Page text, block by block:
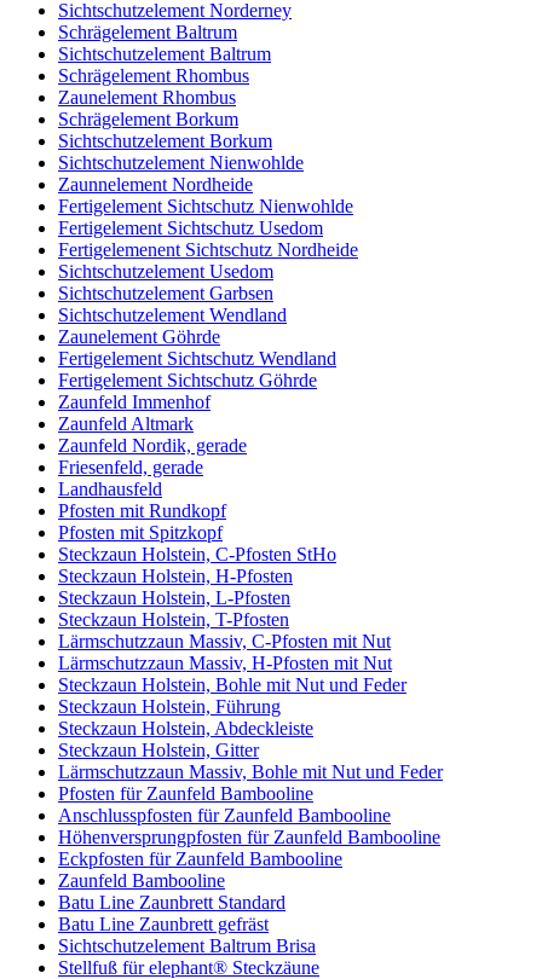
Sichtschutzelement Norderney
Schrägelement Baltrum
Sichtschutzelement Baltrum
Schrägelement Rhombus
Zaunelement Rhombus
Schrägelement Borkum
Sichtschutzelement Borkum
Sichtschutzelement Nienwohlde
Zaunnelement Nordheide
Fertigelement Sichtschutz Nienwohlde
Fertigelement Sichtschutz Usedom
Fertigelemenent Sichtschutz Nordheide
Sichtschutzelement Usedom
Sichtschutzelement Garbsen
Sichtschutzelement Wendland
Zaunelement Göhrde
Fertigelement Sichtschutz Wendland
Fertigelement Sichtschutz Göhrde
Zaunfeld Immenhof
Zaunfeld Altmark
Zaunfeld Nordik, gerade
Friesenfeld, gerade
Landhausfeld
Pfosten mit Rundkopf
Pfosten mit Spitzkopf
Steckzaun Holstein, C-Pfosten StHo
Steckzaun Holstein, H-Pfosten
Steckzaun Holstein, L-Pfosten
Steckzaun Holstein, T-Pfosten
Lärmschutzzaun Massiv, C-Pfosten mit Nut
Lärmschutzzaun Massiv, H-Pfosten mit Nut
Steckzaun Holstein, Bohle mit Nut und Feder
Steckzaun Holstein, Führung
Steckzaun Holstein, Abdeckleiste
Steckzaun Holstein, Gitter
Lärmschutzzaun Massiv, Bohle mit Nut und Feder
Pfosten für Zaunfeld Bambooline
Anschlusspfosten für Zaunfeld Bambooline
Höhenversprungpfosten für Zaunfeld Bambooline
Eckpfosten für Zaunfeld Bambooline
Zaunfeld Bambooline
Batu Line Zaunbrett Standard
Batu Line Zaunbrett gefräst
Sichtschutzelement Baltrum Brisa
Stellfuß für elephant® Steckzäune